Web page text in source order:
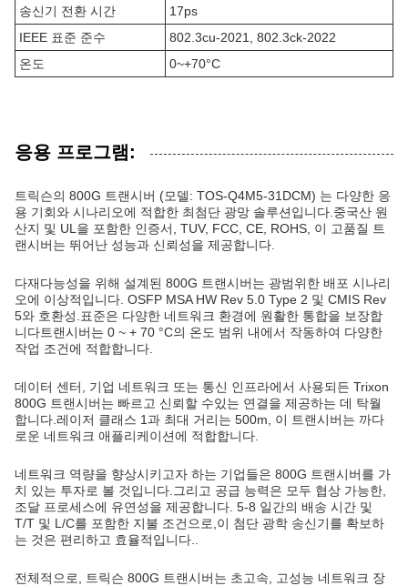
송신기 전환 시간
17ps
IEEE 표준 준수
802.3cu-2021, 802.3ck-2022
온도
0~+70°C
응용 프로그램:
트릭슨의 800G 트랜시버 (모델: TOS-Q4M5-31DCM) 는 다양한 응
용 기회와 시나리오에 적합한 최첨단 광망 솔루션입니다.중국산 원
산지 및 UL을 포함한 인증서, TUV, FCC, CE, ROHS, 이 고품질 트
랜시버는 뛰어난 성능과 신뢰성을 제공합니다.
다재다능성을 위해 설계된 800G 트랜시버는 광범위한 배포 시나리
오에 이상적입니다. OSFP MSA HW Rev 5.0 Type 2 및 CMIS Rev
5와 호환성.표준은 다양한 네트워크 환경에 원활한 통합을 보장합
니다트랜시버는 0 ~ + 70 °C의 온도 범위 내에서 작동하여 다양한
작업 조건에 적합합니다.
데이터 센터, 기업 네트워크 또는 통신 인프라에서 사용되든 Trixon
800G 트랜시버는 빠르고 신뢰할 수있는 연결을 제공하는 데 탁월
합니다.레이저 클래스 1과 최대 거리는 500m, 이 트랜시버는 까다
로운 네트워크 애플리케이션에 적합합니다.
네트워크 역량을 향상시키고자 하는 기업들은 800G 트랜시버를 가
치 있는 투자로 볼 것입니다.그리고 공급 능력은 모두 협상 가능한,
조달 프로세스에 유연성을 제공합니다. 5-8 일간의 배송 시간 및
T/T 및 L/C를 포함한 지불 조건으로,이 첨단 광학 송신기를 확보하
는 것은 편리하고 효율적입니다..
전체적으로, 트릭슨 800G 트랜시버는 초고속, 고성능 네트워크 장